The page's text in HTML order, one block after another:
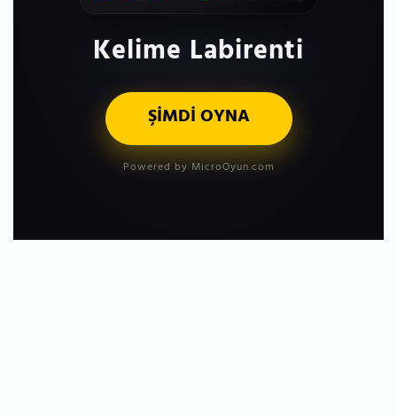
Kelime Labirenti
ŞİMDİ OYNA
Powered by MicroOyun.com